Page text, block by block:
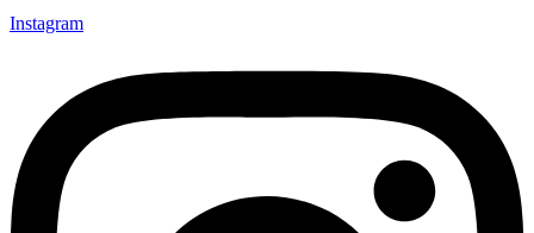
Instagram